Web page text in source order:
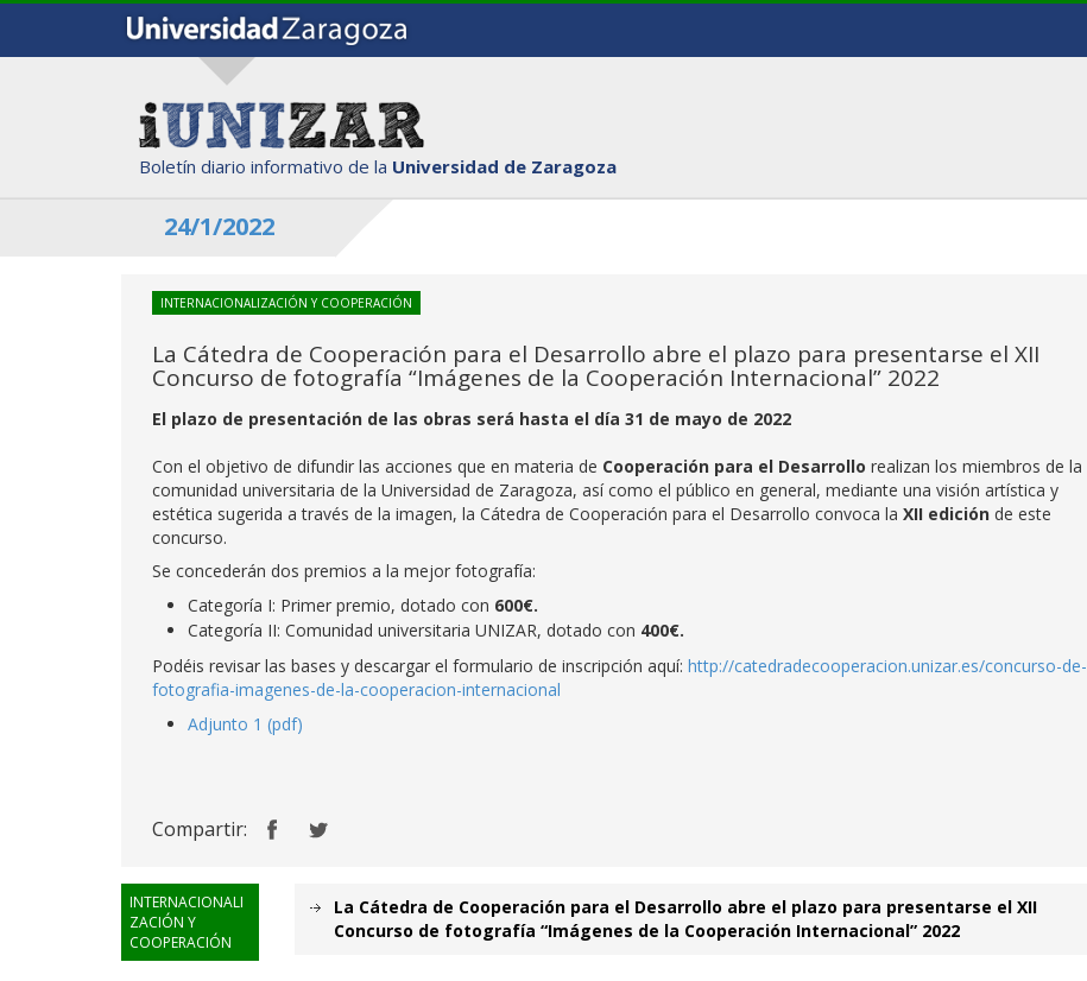
Boletín diario informativo de la Universidad de Zaragoza
24/1/2022
INTERNACIONALIZACIÓN Y COOPERACIÓN
La Cátedra de Cooperación para el Desarrollo abre el plazo para presentarse el XII
Concurso de fotografía “Imágenes de la Cooperación Internacional” 2022
El plazo de presentación de las obras será hasta el día 31 de mayo de 2022
Con el objetivo de difundir las acciones que en materia de Cooperación para el Desarrollo realizan los miembros de la
comunidad universitaria de la Universidad de Zaragoza, así como el público en general, mediante una visión artística y
estética sugerida a través de la imagen, la Cátedra de Cooperación para el Desarrollo convoca la XII edición de este
concurso.
Se concederán dos premios a la mejor fotografía:
Categoría I: Primer premio, dotado con 600€.
Categoría II: Comunidad universitaria UNIZAR, dotado con 400€.
Podéis revisar las bases y descargar el formulario de inscripción aquí: http://catedradecooperacion.unizar.es/concurso-de-
fotografia-imagenes-de-la-cooperacion-internacional
Adjunto 1 (pdf)
Compartir:
INTERNACIONALI
ZACIÓN Y
COOPERACIÓN
La Cátedra de Cooperación para el Desarrollo abre el plazo para presentarse el XII
Concurso de fotografía “Imágenes de la Cooperación Internacional” 2022